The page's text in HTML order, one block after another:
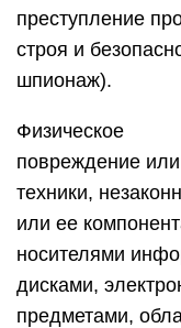
преступление
строя и
шпионаж).
Физическое
повреждение
техники,
или ее
носителями
дисками,
предметами,